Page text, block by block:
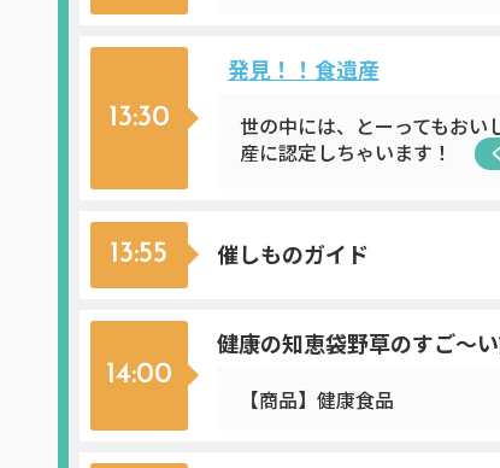
13:30
発見！！食遺産
世の中には、とーってもお
産に認定しちゃいます！
13:55 催しものガイド
14:00
健康の知恵袋野草のすご～い
【商品】健康食品